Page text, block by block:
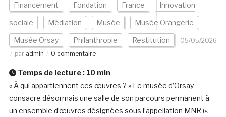
Financement Fondation France Innovation
sociale Médiation Musée Musée Orangerie
Musée Orsay Philanthropie Restitution
05/05/2026
par admin 0 commentaire
Temps de lecture : 10 min
« À qui appartiennent ces œuvres ? » Le musée d’Orsay
consacre désormais une salle de son parcours permanent à
un ensemble d’œuvres désignées sous l’appellation MNR («